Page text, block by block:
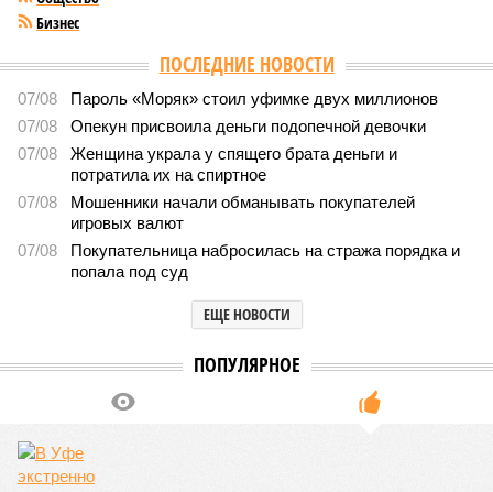
Бизнес
ПОСЛЕДНИЕ НОВОСТИ
07/08
Пароль «Моряк» стоил уфимке двух миллионов
07/08
Опекун присвоила деньги подопечной девочки
07/08
Женщина украла у спящего брата деньги и
потратила их на спиртное
07/08
Мошенники начали обманывать покупателей
игровых валют
07/08
Покупательница набросилась на стража порядка и
попала под суд
ЕЩЕ НОВОСТИ
ПОПУЛЯРНОЕ